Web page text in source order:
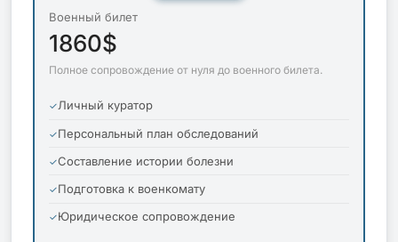
Военный билет
1860$
Полное сопровождение от нуля до военного билета.
Личный куратор
Персональный план обследований
Составление истории болезни
Подготовка к военкомату
Юридическое сопровождение